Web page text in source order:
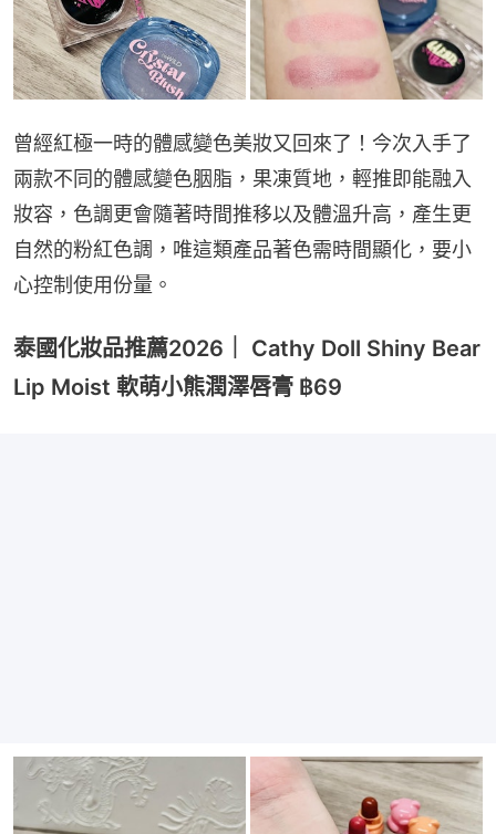
曾經紅極一時的體感變色美妝又回來了！今次入手了
兩款不同的體感變色胭脂，果凍質地，輕推即能融入
妝容，色調更會隨著時間推移以及體溫升高，產生更
自然的粉紅色調，唯這類產品著色需時間顯化，要小
心控制使用份量。
泰國化妝品推薦2026｜ Cathy Doll Shiny Bear
Lip Moist 軟萌小熊潤澤唇膏 ฿69